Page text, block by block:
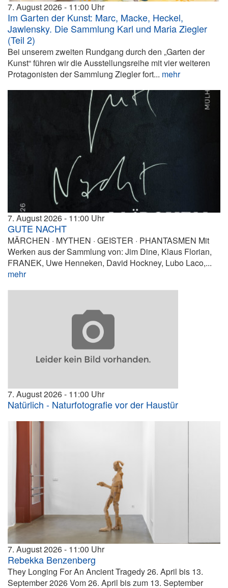
7. August 2026 11:00
Im Garten der Kunst: Marc, Macke, Heckel,
Jawlensky. Die Sammlung Karl und Maria Ziegler
(Teil 2)
Bei unserem zweiten Rundgang durch den „Garten der
Kunst“ führen wir die Ausstellungsreihe mit vier weiteren
Protagonisten der Sammlung Ziegler fort... mehr
7. August 2026 11:00
GUTE NACHT
MÄRCHEN · MYTHEN · GEISTER · PHANTASMEN Mit
Werken aus der Sammlung von: Jim Dine, Klaus Florian,
FRANEK, Uwe Henneken, David Hockney, Lubo Laco,...
mehr
7. August 2026 11:00
Natürlich - Naturfotografie vor der Haustür
7. August 2026 11:00
Rebekka Benzenberg
They Longing For An Ancient Tragedy 26. April bis 13.
September 2026 Vom 26. April bis zum 13. September